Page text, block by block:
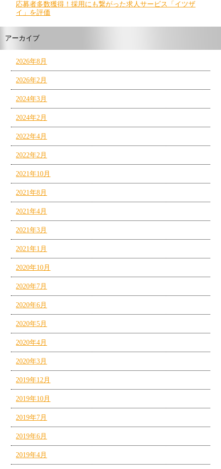
応募者多数獲得！採用にも繋がった求人サービス「イツザ
イ」を評価
アーカイブ
2026年8月
2026年2月
2024年3月
2024年2月
2022年4月
2022年2月
2021年10月
2021年8月
2021年4月
2021年3月
2021年1月
2020年10月
2020年7月
2020年6月
2020年5月
2020年4月
2020年3月
2019年12月
2019年10月
2019年7月
2019年6月
2019年4月